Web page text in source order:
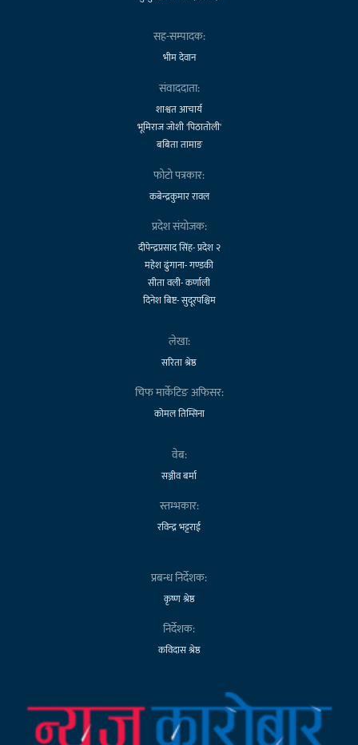
सह-सम्पादक:
भीम देवान
संवाददाता:
शाश्वत आचार्य
भूमिराज जोशी 'पिठातोली'
बबिता तामाङ
फोटो पत्रकार:
कबेन्द्रकुमार रावल
प्रदेश संयोजक:
दीपेन्द्रप्रसाद सिंह- प्रदेश २
महेश ढुंगाना- गण्डकी
सीता वली- कर्णाली
दिनेश बिष्ट- सुदूरपश्चिम
लेखा:
सरिता श्रेष्ठ
चिफ मार्केटिङ अफिसर:
कोमल तिम्सिना
वेब:
सञ्जीव बर्मा
स्तम्भकार:
रविन्द्र भट्टराई
प्रबन्ध निर्देशक:
कृष्ण श्रेष्ठ
निर्देशक:
कविदास श्रेष्ठ